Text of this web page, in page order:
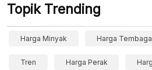
Topik Trending
Harga Minyak Harga Tembaga
Tren Harga Perak